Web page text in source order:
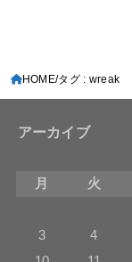
HOME タグ : wreak
アーカイブ
月
火
3
4